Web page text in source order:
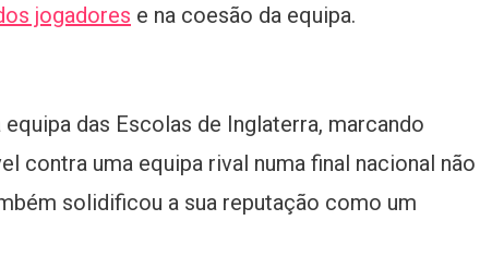
jogadores e na coesão da equipa.
das Escolas de Inglaterra, marcando
contra uma equipa rival numa final nacional não
solidificou a sua reputação como um